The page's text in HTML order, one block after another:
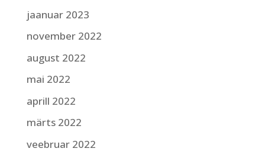
jaanuar 2023
november 2022
august 2022
mai 2022
aprill 2022
märts 2022
veebruar 2022